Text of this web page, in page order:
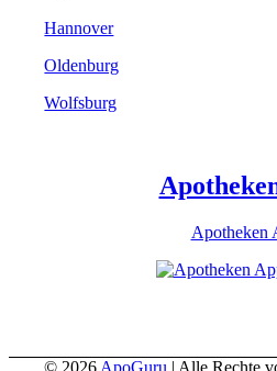
Hannover
Oldenburg
Wolfsburg
Apotheken